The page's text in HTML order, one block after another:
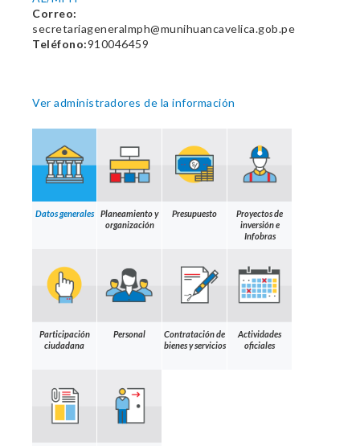
Correo:
secretariageneralmph@munihuancavelica.gob.pe
Teléfono:910046459
Ver administradores de la información
Datos generales
Planeamiento y
organización
Presupuesto
Proyectos de
inversión e
Infobras
Participación
ciudadana
Personal
Contratación de
bienes y servicios
Actividades
oficiales